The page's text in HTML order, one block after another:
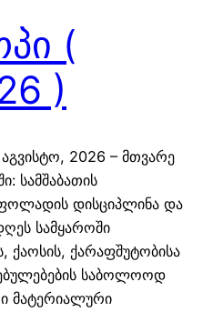
(
)
2026 – მთვარე
სამშაბათის
დისციპლინა და
სამყაროში
ქაოსის, ქარაფშუტობისა
საბოლოოდ
მატერიალური